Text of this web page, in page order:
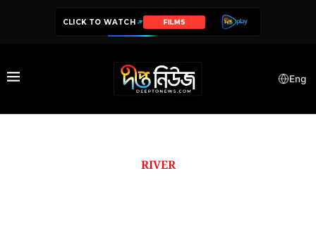
CLICK TO WATCH FILMS
Eng
RIVER